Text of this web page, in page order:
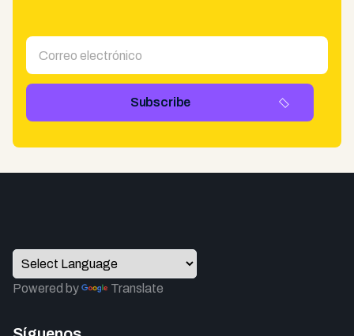
Powered by Translate